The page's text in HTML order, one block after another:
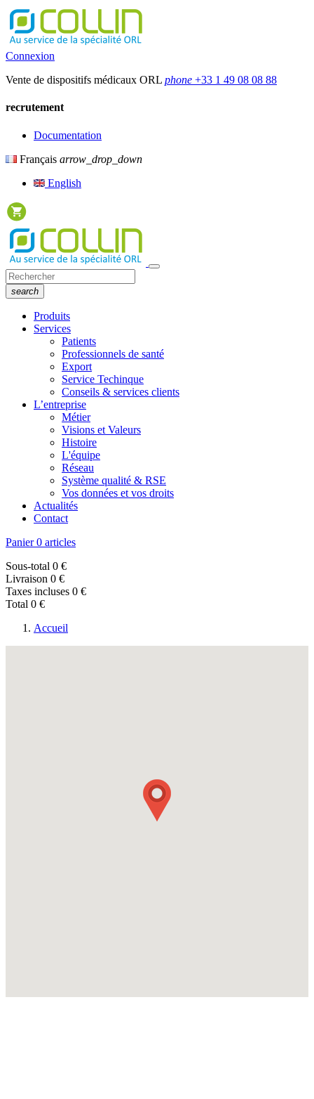
Connexion
Vente de dispositifs médicaux ORL phone +33 1 49 08 08 88
recrutement
Documentation
Français arrow_drop_down
English
search
Produits
Services
Patients
Professionnels de santé
Export
Service Techinque
Conseils & services clients
L’entreprise
Métier
Visions et Valeurs
Histoire
L'équipe
Réseau
Système qualité & RSE
Vos données et vos droits
Actualités
Contact
Panier 0 articles
Sous-total 0 €
Livraison 0 €
Taxes incluses 0 €
Total 0 €
Accueil